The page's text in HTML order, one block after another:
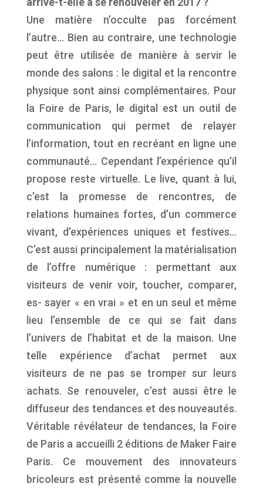
Une matière n’occulte pas forcément
l’autre… Bien au contraire, une technologie
peut être utilisée de manière à servir le
monde des salons : le digital et la rencontre
physique sont ainsi complémentaires. Pour
la Foire de Paris, le digital est un outil de
communication qui permet de relayer
l’information, tout en recréant en ligne une
communauté… Cependant l’expérience qu’il
propose reste virtuelle. Le live, quant à lui,
c’est la promesse de rencontres, de
relations humaines fortes, d’un commerce
vivant, d’expériences uniques et festives…
C’est aussi principalement la matérialisation
de l’offre numérique : permettant aux
visiteurs de venir voir, toucher, comparer,
es- sayer « en vrai » et en un seul et même
lieu l’ensemble de ce qui se fait dans
l’univers de l’habitat et de la maison. Une
telle expérience d’achat permet aux
visiteurs de ne pas se tromper sur leurs
achats. Se renouveler, c’est aussi être le
diffuseur des tendances et des nouveautés.
Véritable révélateur de tendances, la Foire
de Paris a accueilli 2 éditions de Maker Faire
Paris. Ce mouvement des innovateurs
bricoleurs est présenté comme la nouvelle